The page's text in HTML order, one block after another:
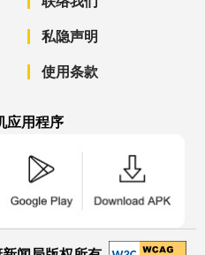
私隐声明
使用条款
应用程序